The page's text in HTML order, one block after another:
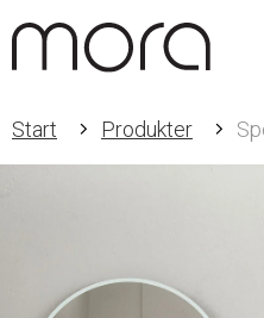
Start Produkter